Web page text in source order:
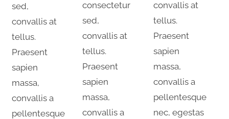
sed,
convallis at
tellus.
Praesent
sapien
massa,
convallis a
pellentesque
consectetur
sed,
convallis at
tellus.
Praesent
sapien
massa,
convallis a
convallis at
tellus.
Praesent
sapien
massa,
convallis a
pellentesque
nec, egestas